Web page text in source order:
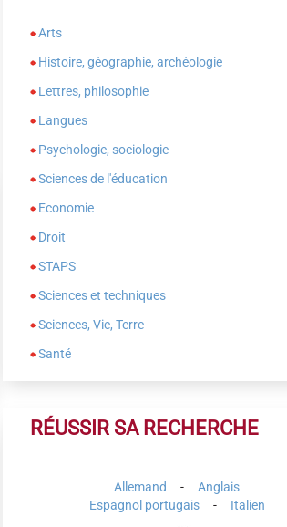
Arts
Histoire, géographie, archéologie
Lettres, philosophie
Langues
Psychologie, sociologie
Sciences de l'éducation
Economie
Droit
STAPS
Sciences et techniques
Sciences, Vie, Terre
Santé
RÉUSSIR SA RECHERCHE
Allemand - Anglais
Espagnol portugais- Italien